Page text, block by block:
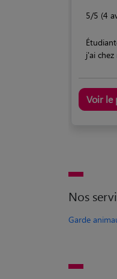
5/5 (4
j'ai chez
Voir le
Nos
Garde